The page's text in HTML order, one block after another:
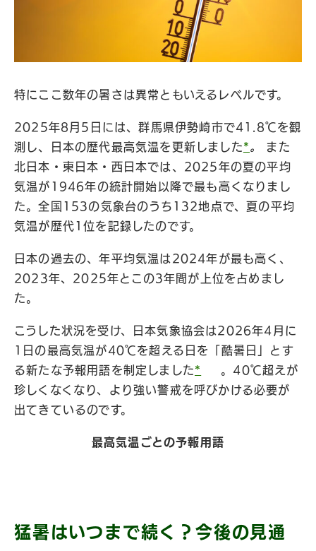
特にここ数年の暑さは異常ともいえるレベルです。
2025年8月5日には、群馬県伊勢崎市で41.8℃を観
測し、日本の歴代最高気温を更新しました*。 また
北日本・東日本・西日本では、2025年の夏の平均
気温が1946年の統計開始以降で最も高くなりまし
た。全国153の気象台のうち132地点で、夏の平均
気温が歴代1位を記録したのです。
日本の過去の、年平均気温は2024年が最も高く、
2023年、2025年とこの3年間が上位を占めまし
た。
こうした状況を受け、日本気象協会は2026年4月に
1日の最高気温が40℃を超える日を「酷暑日」とす
る新たな予報用語を制定しました*
。40℃超えが
珍しくなくなり、より強い警戒を呼びかける必要が
出てきているのです。
最高気温ごとの予報用語
猛暑はいつまで続く？今後の見通